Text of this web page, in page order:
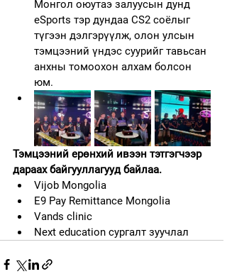
Монгол оюутаэ залуусын дунд
eSports тэр дундаа CS2 соёлыг
түгээн дэлгэрүүлж, олон улсын
тэмцээний үндэс суурийг тавьсан
анхны томоохон алхам болсон
юм.
Тэмцээний ерөнхий ивээн тэтгэгчээр
дараах байгууллагууд байлаа.
Vijob Mongolia
E9 Pay Remittance Mongolia
Vands clinic
Next education сургалт зуучлал